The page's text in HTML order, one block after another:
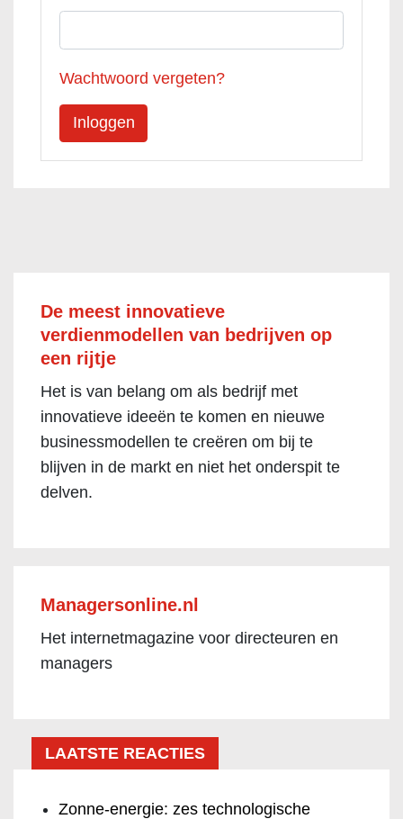
Wachtwoord vergeten?
De meest innovatieve
verdienmodellen van bedrijven op
een rijtje
Het is van belang om als bedrijf met
innovatieve ideeën te komen en nieuwe
businessmodellen te creëren om bij te
blijven in de markt en niet het onderspit te
delven.
Managersonline.nl
Het internetmagazine voor directeuren en
managers
LAATSTE REACTIES
Zonne-energie: zes technologische